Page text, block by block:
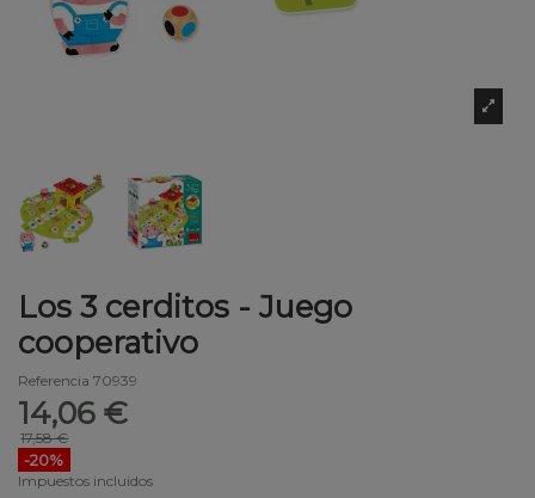
Los 3 cerditos - Juego
cooperativo
Referencia 70939
14,06 €
17,58 €
-20%
Impuestos incluidos